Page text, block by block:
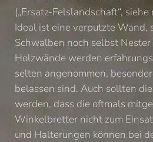
(„Ersatz-Felslandschaft“,
Ideal ist eine verputzte Wand,
Schwalben noch selbst Nester
Holzwände werden
selten angenommen,
belassen sind. Auch sollten
werden, dass die oftmals
Winkelbretter nicht zum
und Halterungen können bei